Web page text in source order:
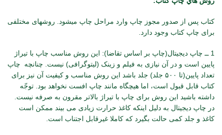
کتاب پس از صدور مجوز چاپ وارد مراحل چاپ می­شود. روش­های مختلفی
برای چاپ کتاب وجود دارد.
1 ــ چاپ دیجیتال(چاپ بر اساس تقاضا): این روش مناسب چاپ با تیراژ
پایین است و در آن نیازی به فیلم و زینک (لیتوگرافی) نیست. چنانچه چاپ
تعداد پایین(تا ۵۰۰ جلد) جلد باشد این روش مناسب و کیفیت آن نیز برای
کتاب قابل قبول است، اما هیچگاه مانند چاپ افست نخواهد بود. توجّه
داشته باشید این روش برای چاپ با تیراژ بالاتر مقرون به صرفه نیست.
در چاپ دیجیتال به دلیل اینکه کاغذ حرارت زیادی می بیند ممکن است
کاغذ و جلد کمی حالت بگیرد که کاملا غیرقابل اجتناب است.